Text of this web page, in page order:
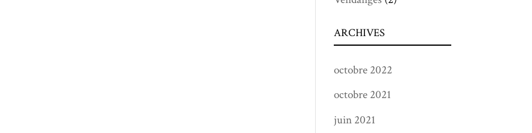
ARCHIVES
octobre 2022
octobre 2021
juin 2021